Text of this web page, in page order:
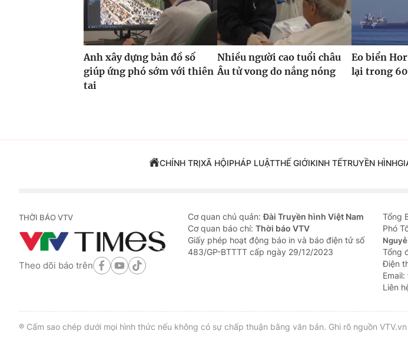
Anh xây dựng bản đồ số
giúp ứng phó sớm với thiên
tai
Nhiều người cao tuổi châu
Âu tử vong do nắng nóng
Eo biển
lại trong
CHÍNH TRỊXÃ HỘIPHÁP LUẬTTHẾ GIỚIKINH TẾTRUYỀN HÌNH
THỜI BÁO VTV
Theo dõi báo trên
Cơ quan chủ quản:Đài Truyền hình Việt Nam
Cơ quan báo chí: Thời báo VTV
Giấy phép hoạt động báo in và báo điện tử số
483/GP-BTTTT cấp ngày 29/12/2023
Tổng
Phó
Tổng
Ðiện
Email:
Liên
® Cấm sao chép dưới mọi hình thức nếu không có sự chấp thuận bằng văn bản. Ghi rõ nguồn